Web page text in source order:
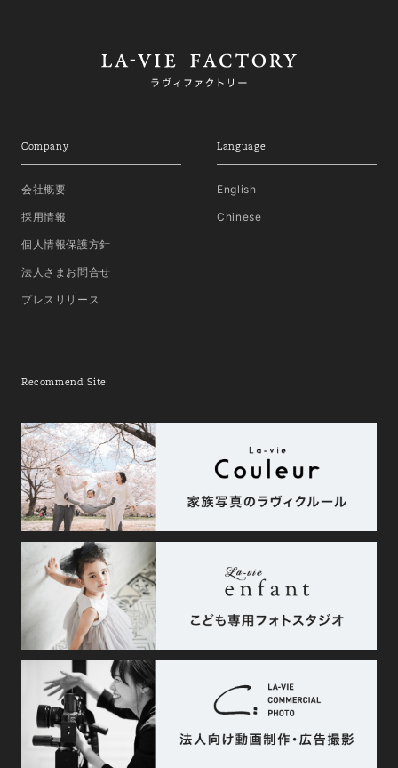
Company
会社概要
採用情報
個人情報保護方針
法人さまお問合せ
プレスリリース
Language
English
Chinese
Recommend Site